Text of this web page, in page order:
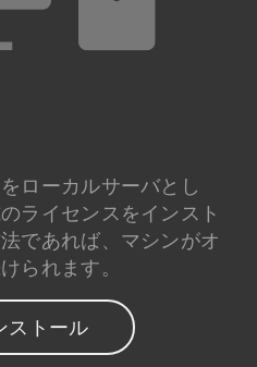
ローカルサーバとし
ライセンスをインスト
であれば、マシンがオ
られます。
ストール